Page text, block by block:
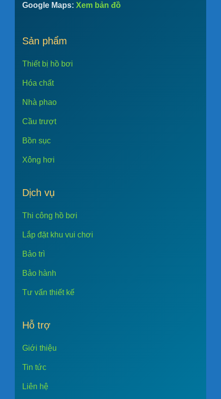
Google Maps: Xem bản đồ
Sản phẩm
Thiết bị hồ bơi
Hóa chất
Nhà phao
Cầu trượt
Bồn sục
Xông hơi
Dịch vụ
Thi công hồ bơi
Lắp đặt khu vui chơi
Bảo trì
Bảo hành
Tư vấn thiết kế
Hỗ trợ
Giới thiệu
Tin tức
Liên hệ